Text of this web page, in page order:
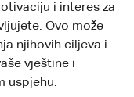
i interes za
Ovo može
njihovih ciljeva i
vještine i
uspjehu.